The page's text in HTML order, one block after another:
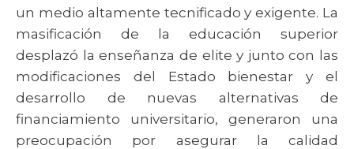
un medio altamente tecnificado y exigente. La
masificación de la educación superior
desplazó la enseñanza de elite y junto con las
modificaciones del Estado bienestar y el
desarrollo de nuevas alternativas de
financiamiento universitario, generaron una
preocupación por asegurar la calidad